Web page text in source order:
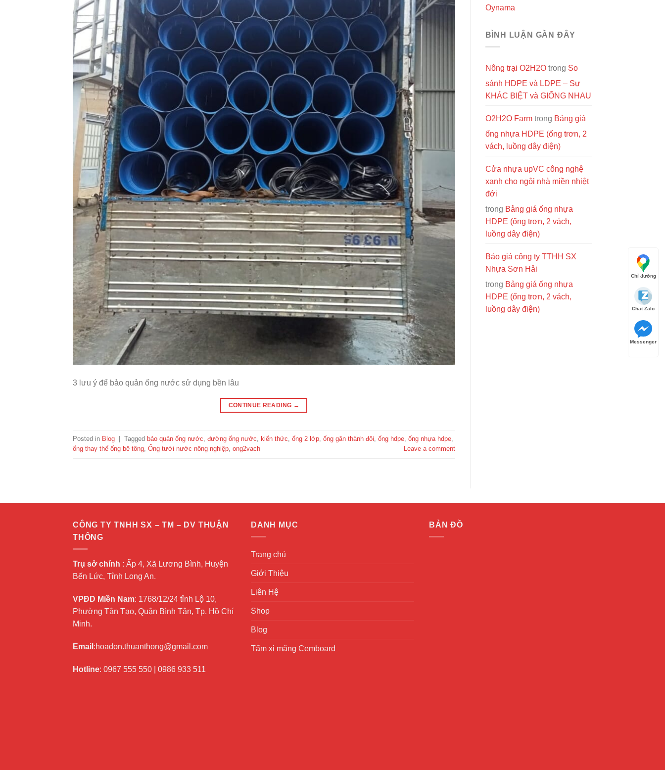
3 lưu ý để bảo quản ống nước sử dụng bền lâu
CONTINUE READING →
Posted in Blog Tagged bảo quản ống nước, đường ống nước, kiến thức, ống 2 lớp, ống gân thành đôi, ống hdpe, ống nhựa hdpe,
ống thay thế ống bê tông, Ống tưới nước nông nghiệp, ong2vach Leave a comment
Oynama
BÌNH LUẬN GẦN ĐÂY
Nông trại O2H2Otrong So
sánh HDPE và LDPE – Sự
KHÁC BIỆT và GIỐNG NHAU
O2H2O Farmtrong Bảng giá
ống nhựa HDPE (ống trơn, 2
vách, luồng dây điện)
Cửa nhựa upVC công nghệ
xanh cho ngôi nhà miền nhiệt
đới
trong Bảng giá ống nhựa
HDPE (ống trơn, 2 vách,
luồng dây điện)
Báo giá công ty TTHH SX
Nhựa Sơn Hải
trong Bảng giá ống nhựa
HDPE (ống trơn, 2 vách,
luồng dây điện)
CÔNG TY TNHH SX – TM – DV THUẬN
THÔNG
Trụ sở chính : Ấp 4, Xã Lương Bình, Huyện
Bến Lức, Tỉnh Long An.
VPĐD Miền Nam: 1768/12/24 tỉnh Lộ 10,
Phường Tân Tạo, Quận Bình Tân, Tp. Hồ Chí
Minh.
Email :hoadon.thuanthong@gmail.com
Hotline: 0967 555 550 0986 933 511
DANH MỤC
Trang chủ
Giới Thiệu
Liên Hệ
Shop
Blog
Tấm xi măng Cemboard
BẢN ĐỒ
Chỉ đường
Chat Zalo
Messenger